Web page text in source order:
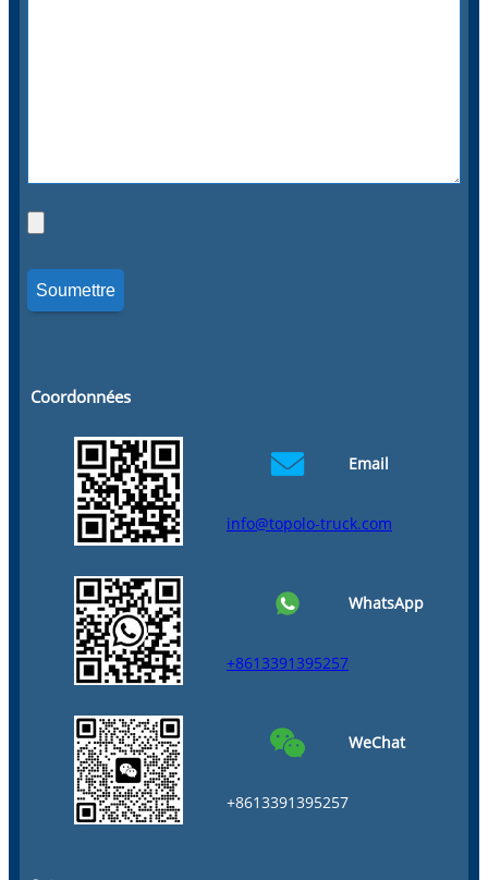
Coordonnées
Email
info@topolo-truck.com
WhatsApp
+8613391395257
WeChat
+8613391395257